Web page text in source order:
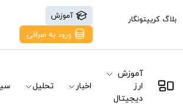
بلاگ کریپتونگار
آموزش
ورود به صرافی
آموزش
ارز
دیجیتال
اخبار تحلیل